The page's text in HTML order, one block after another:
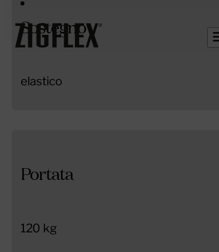
Sostegno
elastico
Portata
120 kg